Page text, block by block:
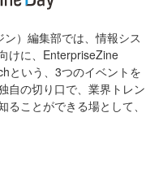
）編集部では、情報シス
けに、EnterpriseZine
という、3つのイベントを
自の切り口で、業界トレン
ることができる場として、